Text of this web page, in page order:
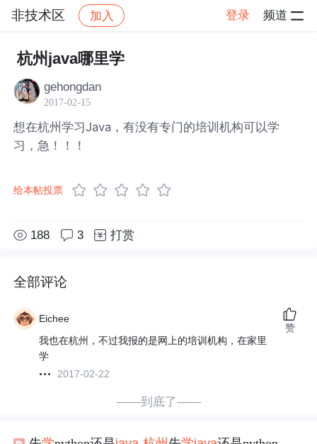
非技术区 加入 登录 频道
社区 非技术区
杭州java哪里学
gehongdan
2017-02-15
想在杭州学习Java，有没有专门的培训机构可以学
习，急！！！
给本帖投票
188 3 打赏
全部评论
Eichee
我也在杭州，不过我报的是网上的培训机构，在家里
学
2017-02-22
赞
——到底了——